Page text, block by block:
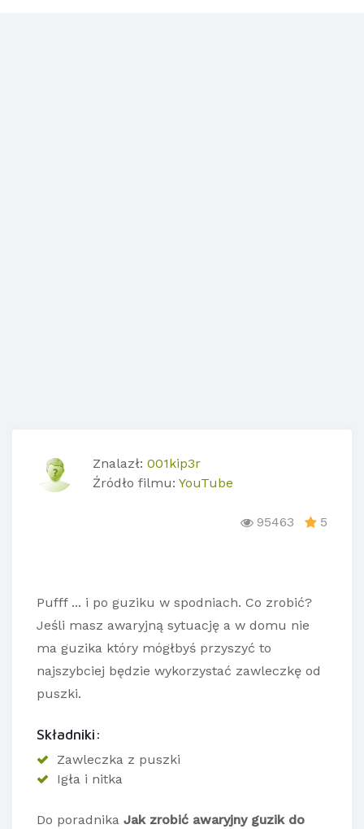
Znalazł: 001kip3r
Źródło filmu: YouTube
95463 5
Pufff ... i po guziku w spodniach. Co zrobić?
Jeśli masz awaryjną sytuację a w domu nie
ma guzika który mógłbyś przyszyć to
najszybciej będzie wykorzystać zawleczkę od
puszki.
Składniki:
Zawleczka z puszki
Igła i nitka
Do poradnika Jak zrobić awaryjny guzik do